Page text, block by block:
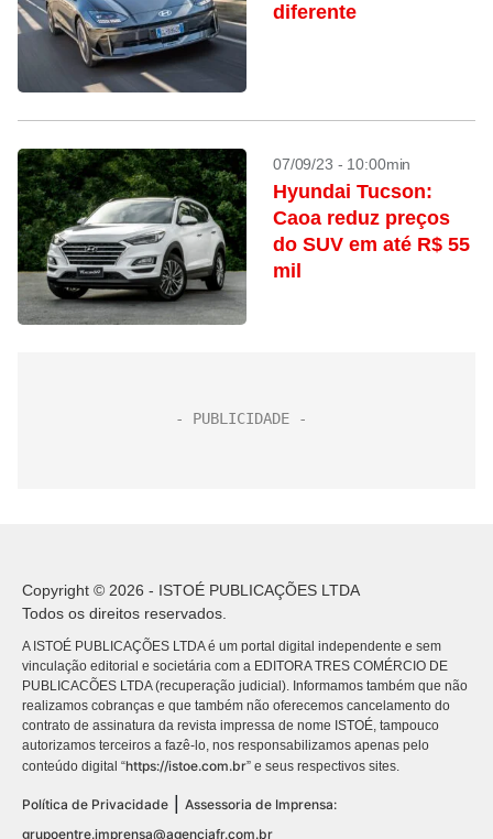
diferente
07/09/23 - 10:00min
Hyundai Tucson:
Caoa reduz preços
do SUV em até R$ 55
mil
Copyright © 2026 - ISTOÉ PUBLICAÇÕES LTDA
Todos os direitos reservados.
A ISTOÉ PUBLICAÇÕES LTDA é um portal digital independente e sem
vinculação editorial e societária com a EDITORA TRES COMÉRCIO DE
PUBLICACÕES LTDA (recuperação judicial). Informamos também que não
realizamos cobranças e que também não oferecemos cancelamento do
contrato de assinatura da revista impressa de nome ISTOÉ, tampouco
autorizamos terceiros a fazê-lo, nos responsabilizamos apenas pelo
conteúdo digital “https://istoe.com.br” e seus respectivos sites.
Política de Privacidade
Assessoria de Imprensa:
grupoentre.imprensa@agenciafr.com.br